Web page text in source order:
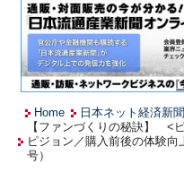
Home 日本ネット経済新聞
【ファンづくりの秘訣】 <
ピジョン／購入前後の体験向
号）